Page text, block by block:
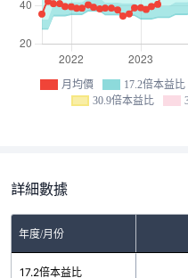
月均價 17.2倍本益比
30.9倍本益比
詳細數據
年度/月份
17.2倍本益比